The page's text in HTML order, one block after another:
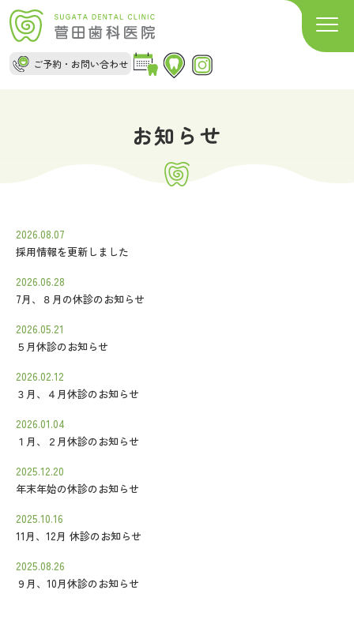
ご予約・お問い合わせ
お知らせ
2026.08.07
採用情報を更新しました
2026.06.28
7月、８月の休診のお知らせ
2026.05.21
５月休診のお知らせ
2026.02.12
３月、４月休診のお知らせ
2026.01.04
１月、２月休診のお知らせ
2025.12.20
年末年始の休診のお知らせ
2025.10.16
11月、12月 休診のお知らせ
2025.08.26
９月、10月休診のお知らせ